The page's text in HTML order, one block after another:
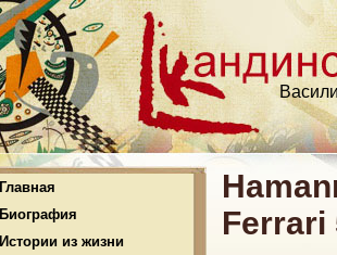
Главная
Биография
Истории из жизни
Ferrari